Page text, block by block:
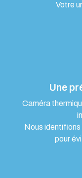
Votre
Une
Caméra
Nous
pour